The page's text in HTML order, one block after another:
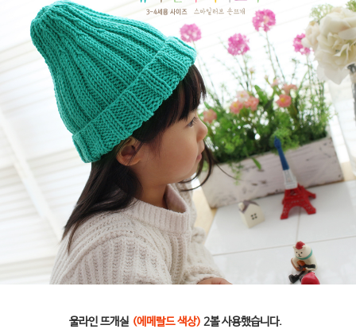
울라인 뜨개실 (에메랄드 색상) 2볼 사용했습니다.